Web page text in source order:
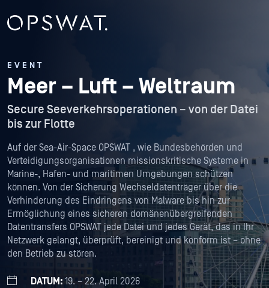
EVENT
Meer – Luft – Weltraum
Secure Seeverkehrsoperationen – von der Datei
bis zur Flotte
Auf der Sea-Air-Space OPSWAT , wie Bundesbehörden und
Verteidigungsorganisationen missionskritische Systeme in
Marine-, Hafen- und maritimen Umgebungen schützen
können. Von der Sicherung Wechseldatenträger über die
Verhinderung des Eindringens von Malware bis hin zur
Ermöglichung eines sicheren domänenübergreifenden
Datentransfers OPSWAT jede Datei und jedes Gerät, das in Ihr
Netzwerk gelangt, überprüft, bereinigt und konform ist – ohne
den Betrieb zu stören.
DATUM: 19. – 22. April 2026